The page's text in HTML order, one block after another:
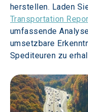
herstellen. Laden
Transportation
umfassende
umsetzbare
Spediteuren zu